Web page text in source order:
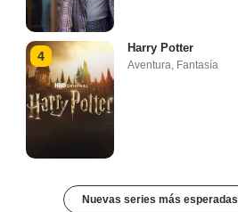
4
Harry Potter
Aventura Fantasía
Nuevas series más esperadas